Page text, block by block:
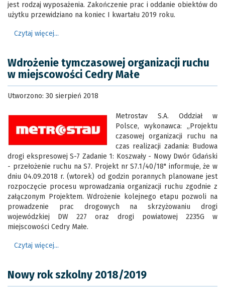
jest rodzaj wyposażenia. Zakończenie prac i oddanie obiektów do
użytku przewidziano na koniec I kwartału 2019 roku.
Czytaj więcej...
Wdrożenie tymczasowej organizacji ruchu
w miejscowości Cedry Małe
Utworzono: 30 sierpień 2018
Metrostav S.A. Oddział w
Polsce, wykonawca: „Projektu
czasowej organizacji ruchu na
czas realizacji zadania: Budowa
drogi ekspresowej S-7 Zadanie 1: Koszwały - Nowy Dwór Gdański
- przełożenie ruchu na S7. Projekt nr S7.1/40/18" informuje, że w
dniu 04.09.2018 r. (wtorek) od godzin porannych planowane jest
rozpoczęcie procesu wprowadzania organizacji ruchu zgodnie z
załączonym Projektem. Wdrożenie kolejnego etapu pozwoli na
prowadzenie prac drogowych na skrzyżowaniu drogi
wojewódzkiej DW 227 oraz drogi powiatowej 2235G w
miejscowości Cedry Małe.
Czytaj więcej...
Nowy rok szkolny 2018/2019